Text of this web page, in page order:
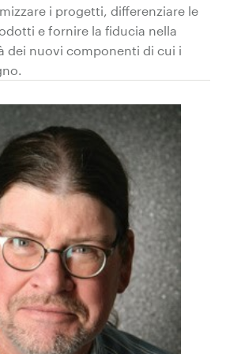
i progetti, differenziare le
e fornire la fiducia nella
dei nuovi componenti di cui i